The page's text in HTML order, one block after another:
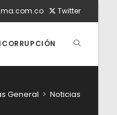
Twitter
ALTERNAR
General > Noticias